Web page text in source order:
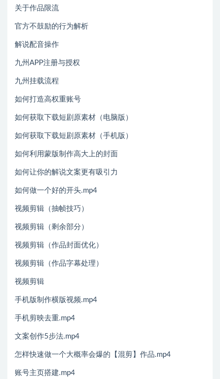
关于作品限流
官方不鼓励的行为解析
解说配音操作
九州APP注册与授权
九州挂载流程
如何打造高权重账号
如何获取下载短剧原素材（电脑版）
如何获取下载短剧原素材（手机版）
如何利用蒙版制作高大上的封面
如何让你的解说文案更有吸引力
如何做一个好的开头.mp4
视频剪辑（抽帧技巧）
视频剪辑（剩余部分）
视频剪辑（作品封面优化）
视频剪辑（作品字幕处理）
视频剪辑
手机版制作横版视频.mp4
手机剪映去重.mp4
文案创作5步法.mp4
怎样快速做一个大概率会爆的【混剪】作品.mp4
账号主页搭建.mp4